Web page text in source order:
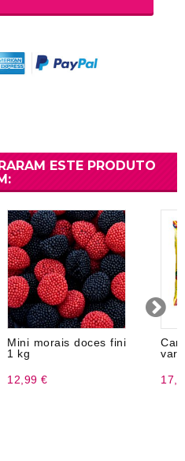
ESTE PRODUTO
Mini morais doces fini
1 kg
12,99 €